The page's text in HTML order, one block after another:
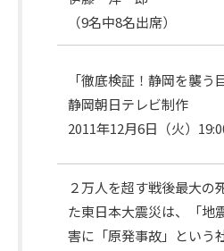
（9名中8名出席）
「徹底検証！静岡を襲う
静岡朝日テレビ制作
2011年12月6日（火）
２万人を超す戦後最大の
た東日本大震災は、「地
害に「原発事故」という